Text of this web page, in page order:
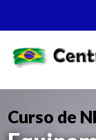
Curso de